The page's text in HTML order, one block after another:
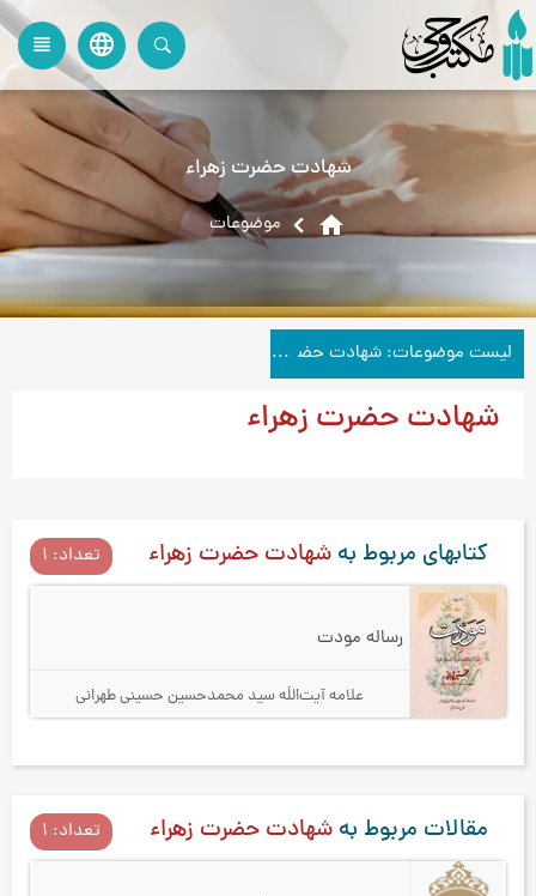
language
view_headline
شهادت حضرت زهراء
home موضوعات
لیست موضوعات: شهادت حضرت زهراء
شهادت حضرت زهراء
کتابهای مربوط به شهادت حضرت زهراء تعداد: 1
رساله مودت
علامه آیت‌اللَه سید محمدحسین حسینی طهرانی
مقالات مربوط به شهادت حضرت زهراء تعداد: 1